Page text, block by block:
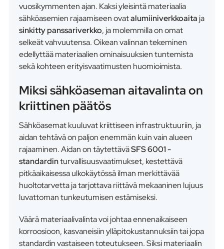
vuosikymmenten ajan. Kaksi yleisintä materiaalia
sähköasemien rajaamiseen ovatalumiiniverkkoaita ja
sinkitty panssariverkko, ja molemmilla on omat
selkeät vahvuutensa. Oikean valinnan tekeminen
edellyttää materiaalien ominaisuuksien tuntemista
sekä kohteen erityisvaatimusten huomioimista.
Miksi sähköaseman aitavalinta on
kriittinen päätös
Sähköasemat kuuluvat kriittiseen infrastruktuuriin, ja
aidan tehtävä on paljon enemmän kuin vain alueen
rajaaminen. Aidan on täytettäväSFS 6001 -
standardinturvallisuusvaatimukset, kestettävä
pitkäaikaisessa ulkokäytössä ilman merkittävää
huoltotarvetta ja tarjottava riittävä mekaaninen lujuus
luvattoman tunkeutumisen estämiseksi.
Väärä materiaalivalinta voi johtaa ennenaikaiseen
korroosioon, kasvaneisiin ylläpitokustannuksiin tai jopa
standardin vastaiseen toteutukseen. Siksi materiaalin